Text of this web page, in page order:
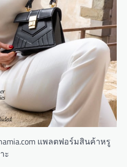
แพลตฟอร์มสินค้าหรู
ะ